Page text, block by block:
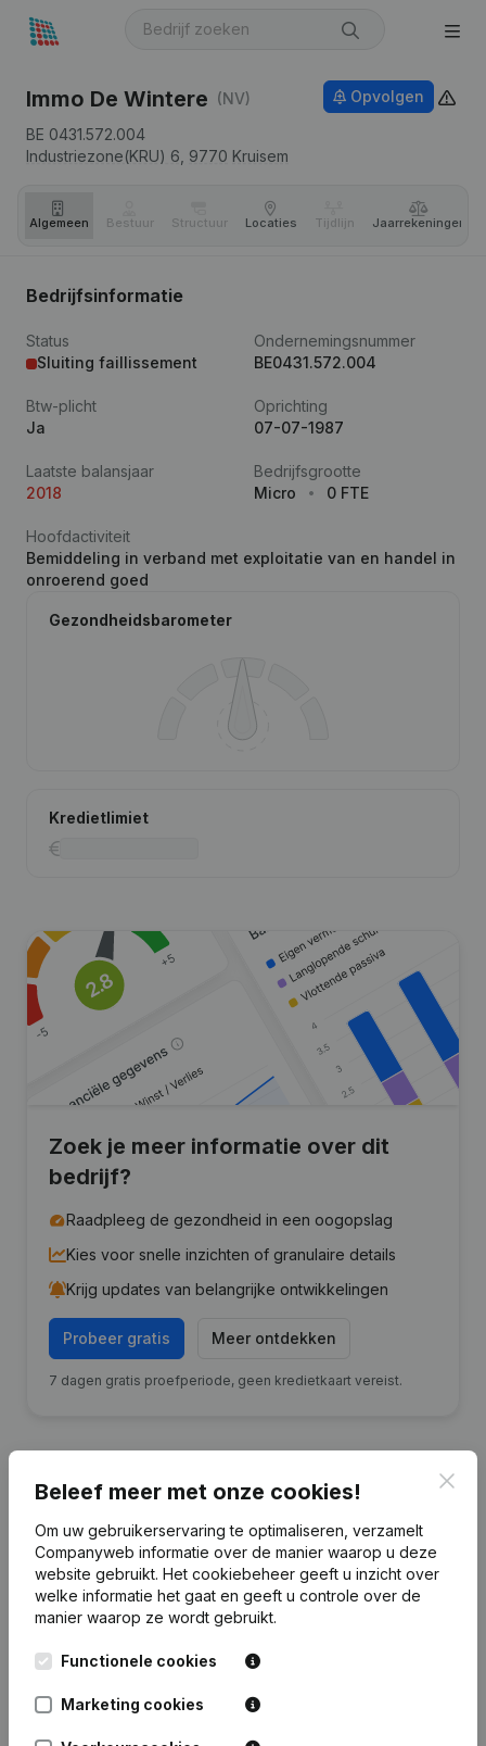
Immo De Wintere (NV)
BE 0431.572.004
Industriezone(KRU) 6, 9770 Kruisem
Opvolgen
Algemeen Bestuur Structuur Locaties Tijdlijn Jaar­rekeningen
Bedrijfsinformatie
Status
Sluiting faillissement
Ondernemingsnummer
BE0431.572.004
Btw-plicht
Ja
Oprichting
07-07-1987
Laatste balansjaar
2018
Bedrijfsgrootte
Micro
0 FTE
Hoofdactiviteit
Bemiddeling in verband met exploitatie van en handel in
onroerend goed
Gezondheidsbarometer
Kredietlimiet
Zoek je meer informatie over dit
bedrijf?
Raadpleeg de gezondheid in een oogopslag
Kies voor snelle inzichten of granulaire details
Krijg updates van belangrijke ontwikkelingen
Probeer gratis Meer ontdekken
7 dagen gratis proefperiode, geen kredietkaart vereist.
Wintere
2018
Winst/Verlies €-412.892 €-26.669
Eigen
Beleef meer met onze cookies!
Om uw gebruikerservaring te optimaliseren, verzamelt
Companyweb informatie over de manier waarop u deze
website gebruikt. Het cookiebeheer geeft u inzicht over
welke informatie het gaat en geeft u controle over de
manier waarop ze wordt gebruikt.
Functionele cookies
Marketing cookies